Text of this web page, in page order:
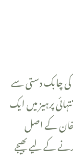
پرہیز میں ایک
خان کے اصل
کے لیے بھیجے